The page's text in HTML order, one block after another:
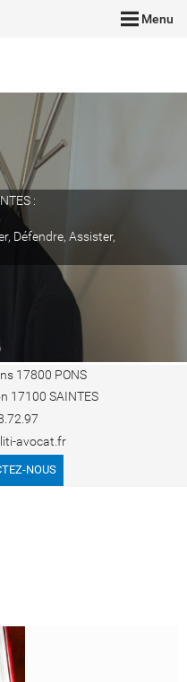
Menu
:
Assister,
17800 PONS
17100 SAINTES
avocat.fr
NOUS